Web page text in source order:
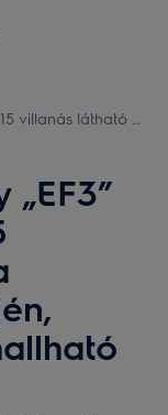
„EF3”